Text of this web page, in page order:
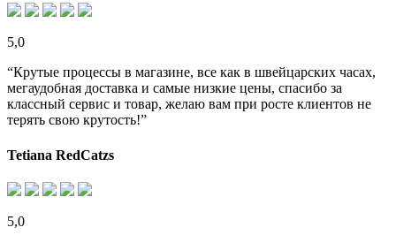
5,0
“Крутые процессы в магазине, все как в швейцарских часах,
мегаудобная доставка и самые низкие цены, спасибо за
классный сервис и товар, желаю вам при росте клиентов не
терять свою крутость!”
Tetiana RedCatzs
5,0